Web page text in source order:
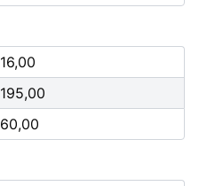
16,00
195,00
60,00